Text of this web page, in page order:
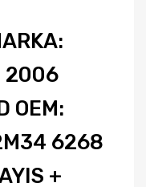
2006
OEM:
6268
+